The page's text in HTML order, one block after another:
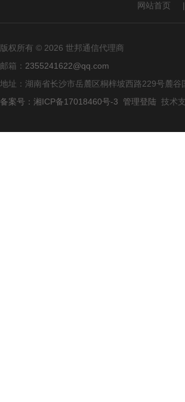
网站首页 |
版权所有 © 2026 世邦通信代理商
邮箱： 2355241622@qq.com
地址：湖南省长沙市岳麓区桐梓坡西路229号麓
备案号：湘ICP备17018460号-3
管理登陆 技术